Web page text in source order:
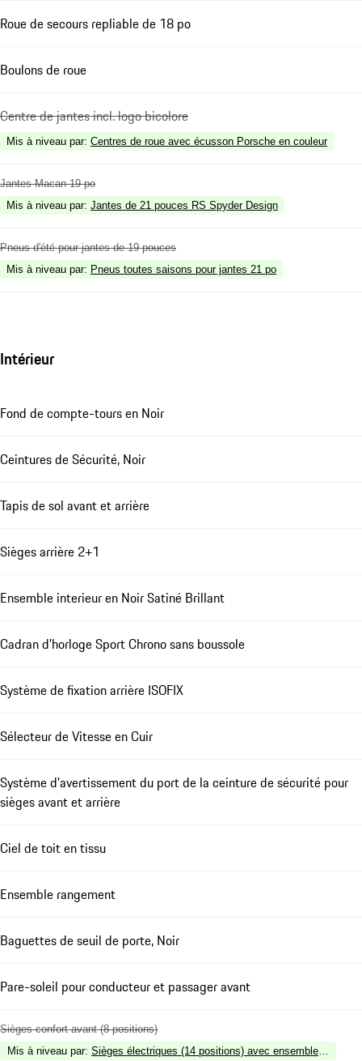
Roue de secours repliable de 18 po
Boulons de roue
Centre de jantes incl. logo bicolore
Mis à niveau par: Centres de roue avec écusson Porsche en couleur
Jantes Macan 19 po
Mis à niveau par: Jantes de 21 pouces RS Spyder Design
Pneus d'été pour jantes de 19 pouces
Mis à niveau par: Pneus toutes saisons pour jantes 21 po
Intérieur
Fond de compte-tours en Noir
Ceintures de Sécurité, Noir
Tapis de sol avant et arrière
Sièges arrière 2+1
Ensemble interieur en Noir Satiné Brillant
Cadran d'horloge Sport Chrono sans boussole
Système de fixation arrière ISOFIX
Sélecteur de Vitesse en Cuir
Système d'avertissement du port de la ceinture de sécurité pour
sièges avant et arrière
Ciel de toit en tissu
Ensemble rangement
Baguettes de seuil de porte, Noir
Pare-soleil pour conducteur et passager avant
Sièges confort avant (8 positions)
Mis à niveau par: Sièges électriques (14 positions) avec ensemble mémoire